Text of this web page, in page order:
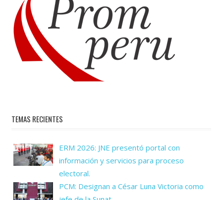
TEMAS RECIENTES
ERM 2026: JNE presentó portal con
información y servicios para proceso
electoral.
PCM: Designan a César Luna Victoria como